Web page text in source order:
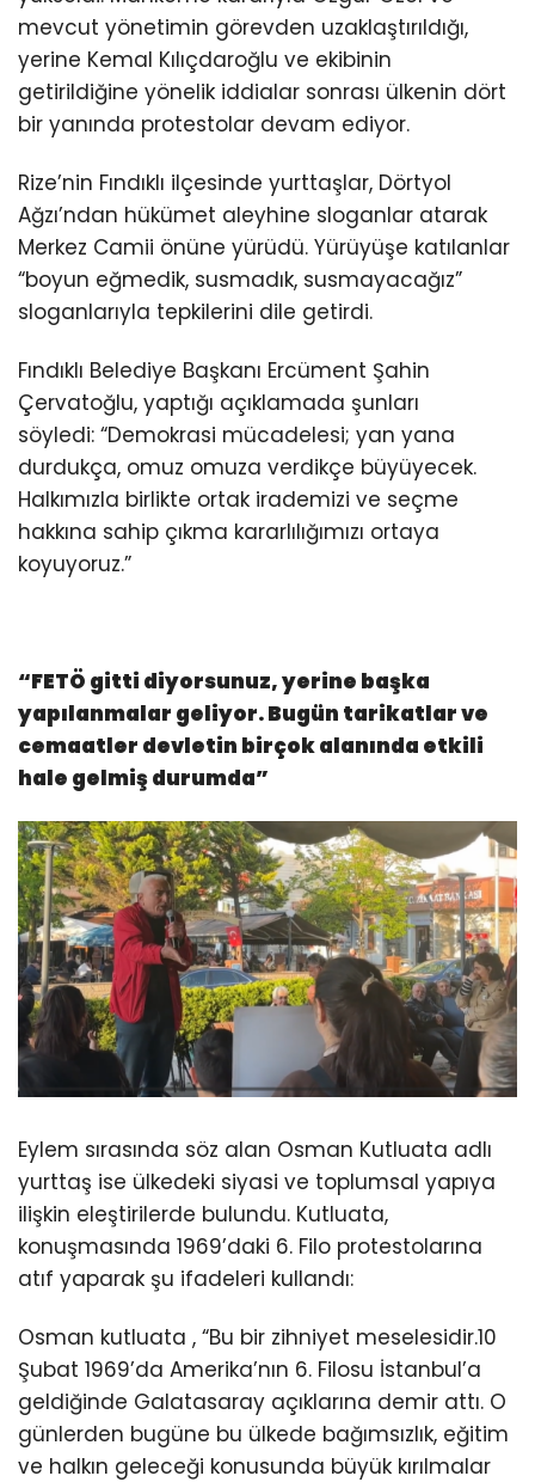
mevcut yönetimin görevden uzaklaştırıldığı,
yerine Kemal Kılıçdaroğlu ve ekibinin
getirildiğine yönelik iddialar sonrası ülkenin dört
bir yanında protestolar devam ediyor.
Rize’nin Fındıklı ilçesinde yurttaşlar, Dörtyol
Ağzı’ndan hükümet aleyhine sloganlar atarak
Merkez Camii önüne yürüdü. Yürüyüşe katılanlar
“boyun eğmedik, susmadık, susmayacağız”
sloganlarıyla tepkilerini dile getirdi.
Fındıklı Belediye Başkanı Ercüment Şahin
Çervatoğlu, yaptığı açıklamada şunları
söyledi: “Demokrasi mücadelesi; yan yana
durdukça, omuz omuza verdikçe büyüyecek.
Halkımızla birlikte ortak irademizi ve seçme
hakkına sahip çıkma kararlılığımızı ortaya
koyuyoruz.”
“FETÖ gitti diyorsunuz, yerine başka
yapılanmalar geliyor. Bugün tarikatlar ve
cemaatler devletin birçok alanında etkili
hale gelmiş durumda”
Eylem sırasında söz alan Osman Kutluata adlı
yurttaş ise ülkedeki siyasi ve toplumsal yapıya
ilişkin eleştirilerde bulundu. Kutluata,
konuşmasında 1969’daki 6. Filo protestolarına
atıf yaparak şu ifadeleri kullandı:
Osman kutluata , “Bu bir zihniyet meselesidir.10
Şubat 1969’da Amerika’nın 6. Filosu İstanbul’a
geldiğinde Galatasaray açıklarına demir attı. O
günlerden bugüne bu ülkede bağımsızlık, eğitim
ve halkın geleceği konusunda büyük kırılmalar